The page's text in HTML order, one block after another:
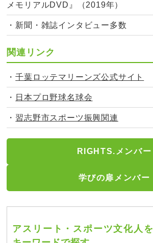
メモリアルDVD』（2019年）
・新聞・雑誌インタビュー多数
関連リンク
・千葉ロッテマリーンズ公式サイト
・ 日本プロ野球名球会
・ 習志野市スポーツ振興関連
RIGHTS.メンバー
学びの扉メンバー
アスリート・スポーツ文化人を